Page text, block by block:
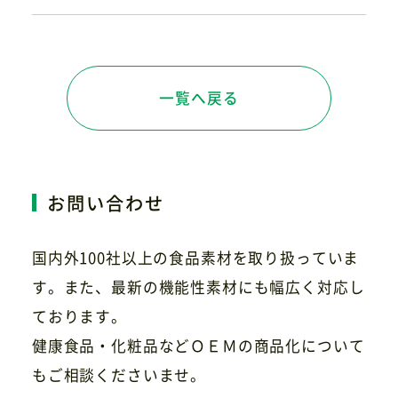
一覧へ戻る
お問い合わせ
国内外100社以上の食品素材を取り扱っていま
す。また、最新の機能性素材にも幅広く対応し
ております。
健康食品・化粧品などＯＥＭの商品化について
もご相談くださいませ。